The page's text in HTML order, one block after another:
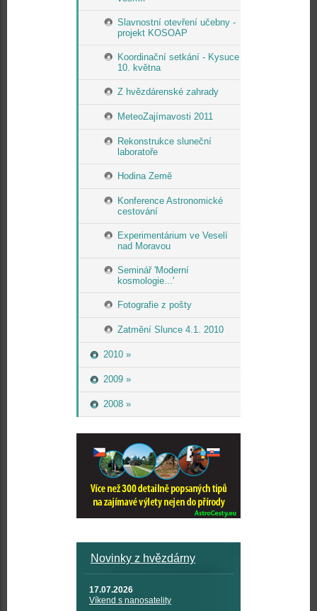
Slavnostní otevření učebny -
projekt KOSOAP
Koordinační setkání - Kysuce
10. května
Z hvězdárenské zahrady
MeteoZajímavosti 2011
Rekonstrukce sluneční
laboratoře
Hodina Země
Konference Astronomické
cestování
Experimentárium ve Veselí
nad Moravou
Seminář 'Moderní
kosmologie...'
Fotografie z pošty
Zatmění Slunce 4.1. 2010
2010 »
2009 »
2008 »
Novinky z hvězdárny
17.07.2026
Víkend s nanosatelity